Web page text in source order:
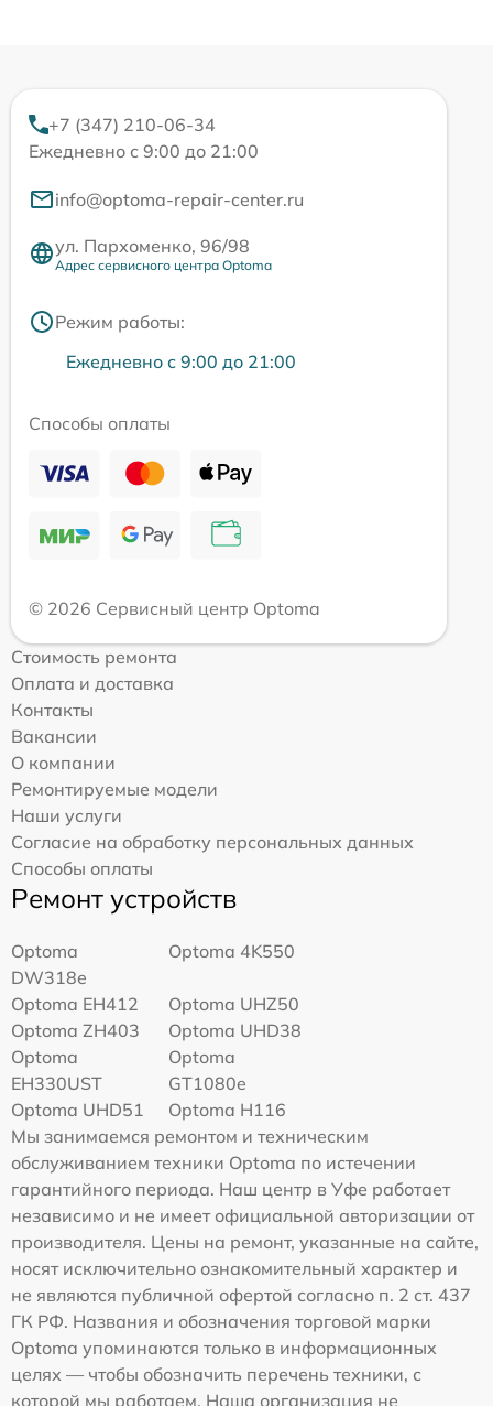
+7 (347) 210-06-34
Ежедневно с 9:00 до 21:00
info@optoma-repair-center.ru
ул. Пархоменко, 96/98
Адрес сервисного центра Optoma
Режим работы:
Ежедневно с 9:00 до 21:00
Способы оплаты
© 2026 Сервисный центр Optoma
Стоимость ремонта
Оплата и доставка
Контакты
Вакансии
О компании
Ремонтируемые модели
Наши услуги
Согласие на обработку персональных данных
Способы оплаты
Ремонт устройств
Optoma
DW318e
Optoma 4K550
Optoma EH412
Optoma UHZ50
Optoma ZH403
Optoma UHD38
Optoma
EH330UST
Optoma
GT1080e
Optoma UHD51
Optoma H116
Мы занимаемся ремонтом и техническим
обслуживанием техники Optoma по истечении
гарантийного периода. Наш центр в Уфе работает
независимо и не имеет официальной авторизации от
производителя. Цены на ремонт, указанные на сайте,
носят исключительно ознакомительный характер и
не являются публичной офертой согласно п. 2 ст. 437
ГК РФ. Названия и обозначения торговой марки
Optoma упоминаются только в информационных
целях — чтобы обозначить перечень техники, с
которой мы работаем. Наша организация не